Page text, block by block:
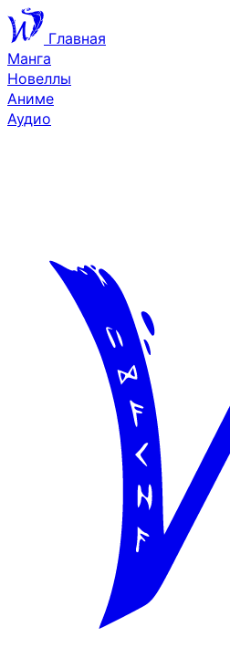
Главная
Манга
Новеллы
Аниме
Аудио